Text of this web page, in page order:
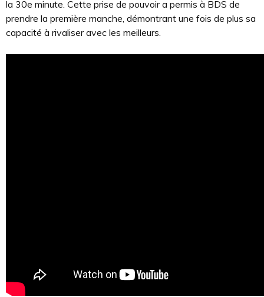
la 30e minute. Cette prise de pouvoir a permis à BDS de
prendre la première manche, démontrant une fois de plus sa
capacité à rivaliser avec les meilleurs.